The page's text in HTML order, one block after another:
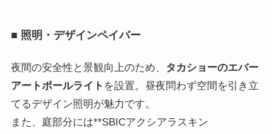
■ 照明・デザインペイバー
夜間の安全性と景観向上のため、 タカショーのエバー
アートポールライト を設置。昼夜問わず空間を引き立
てるデザイン照明が魅力です。
また、庭部分には**SBICアクシアラスキン